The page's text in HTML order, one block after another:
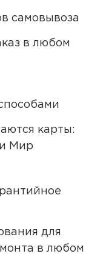
заказ.
(если
Вы можете
удобный для
вы
самовывоза
в любом
карты:
Мир
для
в любом